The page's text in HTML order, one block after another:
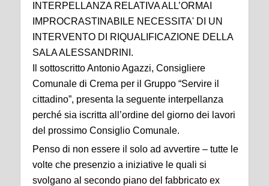
INTERPELLANZA RELATIVA ALL’ORMAI
IMPROCRASTINABILE NECESSITA' DI UN
INTERVENTO DI RIQUALIFICAZIONE DELLA
SALA ALESSANDRINI.
Il sottoscritto Antonio Agazzi, Consigliere
Comunale di Crema per il Gruppo “Servire il
cittadino”, presenta la seguente interpellanza
perché sia iscritta all’ordine del giorno dei lavori
del prossimo Consiglio Comunale.
Penso di non essere il solo ad avvertire – tutte le
volte che presenzio a iniziative le quali si
svolgano al secondo piano del fabbricato ex